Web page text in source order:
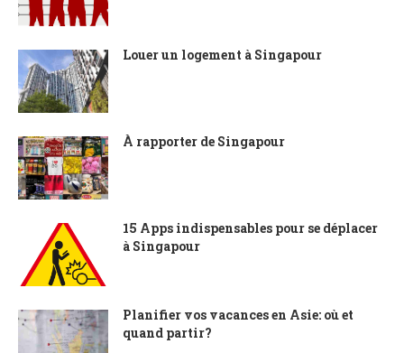
Louer un logement à Singapour
À rapporter de Singapour
15 Apps indispensables pour se déplacer
à Singapour
Planifier vos vacances en Asie: où et
quand partir?